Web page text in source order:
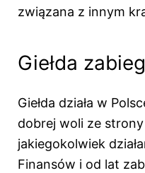
związana z innym
Giełda
Giełda działa w
dobrej woli ze
jakiegokolwiek
Finansów i od lat